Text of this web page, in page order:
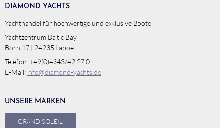
DIAMOND YACHTS
Yachthandel für hochwertige und exklusive Boote
Yachtzentrum Baltic Bay
Börn 17 | 24235 Laboe
Telefon: +49(0)4343/42 27 0
E-Mail: info@diamond-yachts.de
UNSERE MARKEN
GRAND SOLEIL